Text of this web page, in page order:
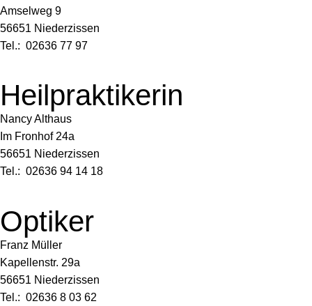
Amselweg 9
56651 Niederzissen
Tel.: 02636 77 97
Heilpraktikerin
Nancy Althaus
Im Fronhof 24a
56651 Niederzissen
Tel.: 02636 94 14 18
Optiker
Franz Müller
Kapellenstr. 29a
56651 Niederzissen
Tel.: 02636 8 03 62